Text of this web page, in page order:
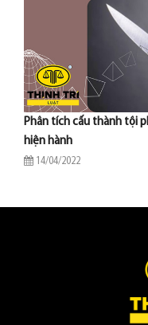
Phân tích cấu thành tội
hiện hành
14/04/2022